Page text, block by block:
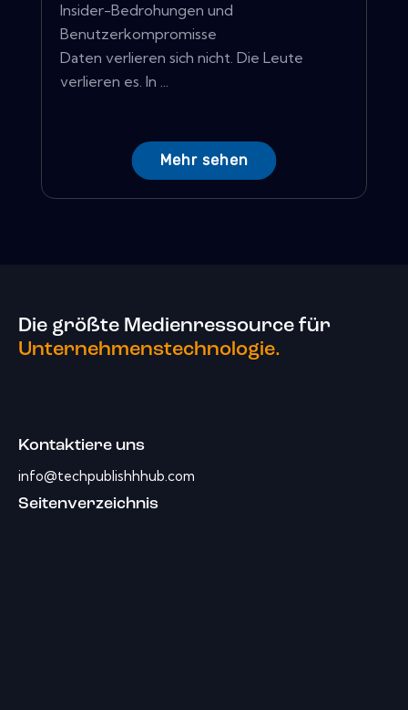
Insider-Bedrohungen und
Benutzerkompromisse
Daten verlieren sich nicht. Die Leute
verlieren es. In ...
Mehr sehen
Die größte Medienressource für
Unternehmenstechnologie.
Kontaktiere uns
info@techpublishhhub.com
Seitenverzeichnis